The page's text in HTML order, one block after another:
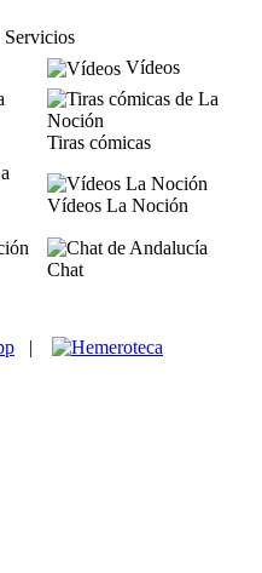
Servicios
Vídeos
Tiras cómicas
Vídeos La Noción
Chat
|